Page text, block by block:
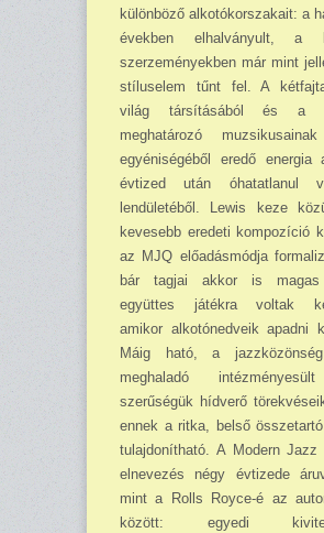
különböző alkotókorszakait: a
években elhalványult, a
szerzeményekben már mint
stíluselem tűnt fel. A
világ társításából és a
meghatározó
egyéniségéből eredő energia
évtized után óhatatlanul
lendületéből. Lewis keze
kevesebb eredeti kompozíció
az MJQ előadásmódja
bár tagjai akkor is
együttes játékra voltak
amikor alko­tó­nedveik apadni
Máig ható, a
meghaladó
szerűségük hídverő
ennek a ritka, belső
tulajdonítható. A Modern Jazz
elnevezés négy évtizede
mint a Rolls Royce-é az
között: egyedi